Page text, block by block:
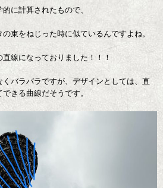
に計算されたもので、
束をねじった時に似ているんですよね。
線になっておりました！！！
バラバラですが、デザインとしては、直
きる曲線だそうです。